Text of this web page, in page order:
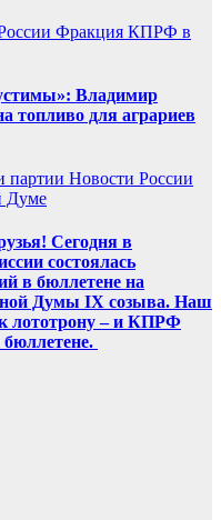
Фракция КПРФ в
Владимир
топливо для аграриев
партии Новости России
Думе
Сегодня в
состоялась
в бюллетене на
Думы IX созыва. Наш
лототрону – и КПРФ